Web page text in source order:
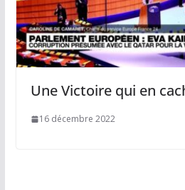
Une Victoire qui en
16 décembre 2022